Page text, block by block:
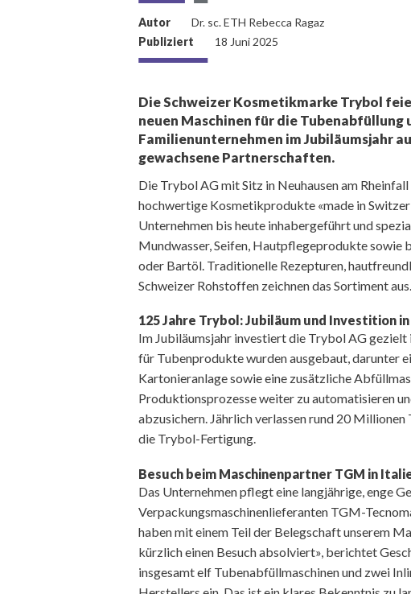
Autor
Dr. sc. ETH Rebecca Ragaz
Publiziert
18 Juni 2025
Die Schweizer Kosmetikmarke Trybol
neuen Maschinen für die
Familienunternehmen im Jubiläumsjahr
gewachsene Partnerschaften.
Die Trybol AG mit Sitz in Neuhausen am
hochwertige Kosmetikprodukte «made in
Unternehmen bis heute inhabergeführt und
Mundwasser, Seifen, Hautpflegeprodukte sowie
oder Bartöl. Traditionelle Rezepturen,
Schweizer Rohstoffen zeichnen das Sortiment aus.
125 Jahre Trybol: Jubiläum und Investition
Im Jubiläumsjahr investiert die Trybol AG
für Tubenprodukte wurden ausgebaut, darunter
Kartonieranlage sowie eine zusätzliche
Produktionsprozesse weiter zu automatisieren
abzusichern. Jährlich verlassen rund 20
die Trybol-Fertigung.
Besuch beim Maschinenpartner TGM in
Das Unternehmen pflegt eine langjährige, enge
Verpackungsmaschinenlieferanten TGM-
haben mit einem Teil der Belegschaft unserem
kürzlich einen Besuch absolviert», berichtet
insgesamt elf Tubenabfüllmaschinen und zwei